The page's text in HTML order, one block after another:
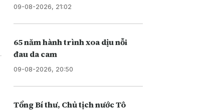
09-08-2026, 21:02
65 năm hành trình xoa dịu nỗi
đau da cam
09-08-2026, 20:50
Tổng Bí thư, Chủ tịch nước Tô